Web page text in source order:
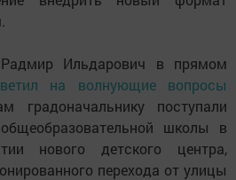
Ильдарович в прямом
на волнующие вопросы
градоначальнику поступали
школы в
нового детского центра,
перехода от улицы